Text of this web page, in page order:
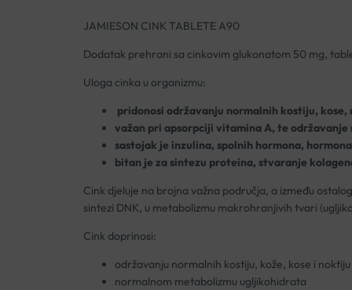
JAMIESON CINK TABLETE A90
Dodatak prehrani sa cinkovim glukonatom 50 mg,
Uloga cinka u organizmu:
pridonosi održavanju normalnih kostiju,
važan pri apsorpciji vitamina A, te
sastojak je inzulina, spolnih hormona,
bitan je za sintezu proteina, stvaranje
Cink djeluje na brojna važna područja, a između
sintezi DNK, u metabolizmu makrohranjivih tvari
Cink doprinosi:
održavanju normalnih kostiju, kože, kose i noktiju
normalnom metabolizmu ugljikohidrata